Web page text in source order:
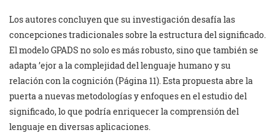
Los autores concluyen que su investigación desafía las
concepciones tradicionales sobre la estructura del significado.
El modelo GPADS no solo es más robusto, sino que también se
adapta ’ejor a la complejidad del lenguaje humano y su
relación con la cognición (Página 11). Esta propuesta abre la
puerta a nuevas metodologías y enfoques en el estudio del
significado, lo que podría enriquecer la comprensión del
lenguaje en diversas aplicaciones.